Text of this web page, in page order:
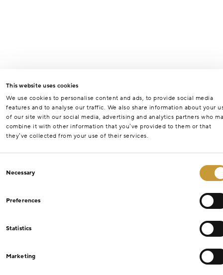
This website uses cookies
We use cookies to personalise content and ads, to provide social media
features and to analyse our traffic. We also share information about your
of our site with our social media, advertising and analytics partners who
combine it with other information that you’ve provided to them or that
they’ve collected from your use of their services.
Selection
Necessary
Preferences
Statistics
Marketing